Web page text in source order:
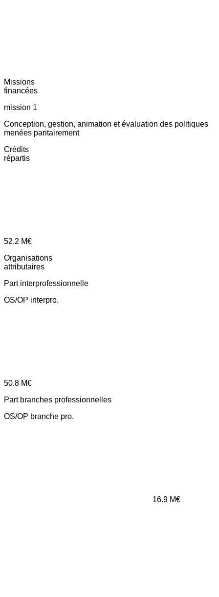
Missions
financées
mission 1
Conception, gestion, animation et évaluation des politiques
menées paritairement
Crédits
répartis
52.2 M€
Organisations
attributaires
Part interprofessionnelle
OS/OP interpro.
50.8 M€
Part branches professionnelles
OS/OP branche pro.
16.9 M€